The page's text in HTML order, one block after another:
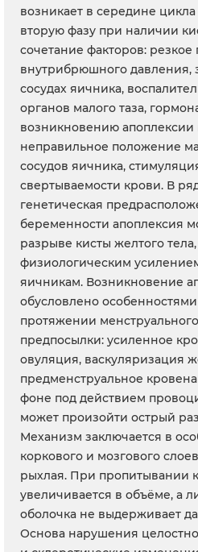
возникает в середине
вторую фазу при наличии
сочетание факторов:
внутрибрюшного давления,
сосудах яичника,
органов малого таза,
возникновению апоплексии
неправильное положение
сосудов яичника,
свертываемости крови. В
генетическая
беременности апоплексия
разрыве кисты желтого
физиологическим
яичникам. Возникновение
обусловлено
протяжении
предпосылки: усиленное
овуляция, васкуляризация
предменструальное
фоне под действием
может произойти острый
Механизм заключается в
коркового и мозгового
рыхлая. При пропитывании
увеличивается в объёме, а
оболочка не выдерживает
Основа нарушения